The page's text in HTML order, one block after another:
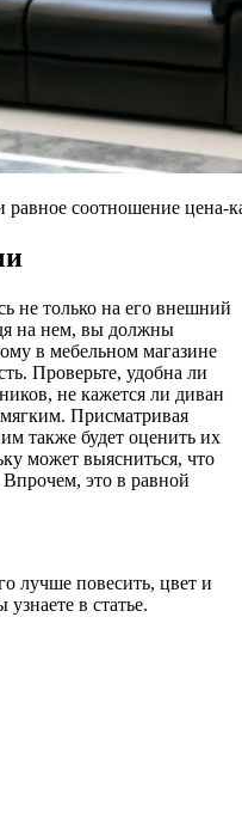
соотношение цена-
не только на его внешний
на нем, вы должны
в мебельном магазине
Проверьте, удобна ли
не кажется ли диван
Присматривая
также будет оценить их
может выясниться, что
это в равной
лучше повесить, цвет и
в статье.